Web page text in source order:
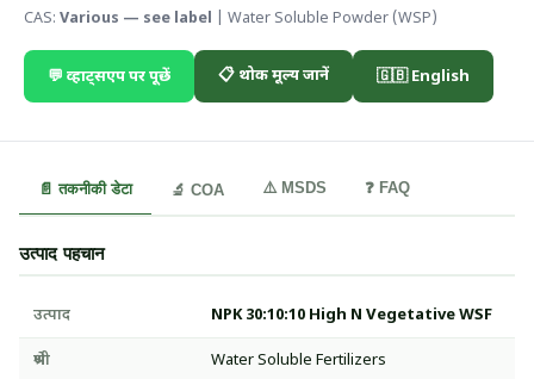
CAS: Various — see label | Water Soluble Powder (WSP)
💬 व्हाट्सएप पर पूछें 📋 थोक मूल्य जानें 🇬🇧 English
📄 तकनीकी डेटा 🔬 COA ⚠️ MSDS ❓ FAQ
उत्पाद पहचान
उत्पाद NPK 30:10:10 High N Vegetative WSF
श्रेणी Water Soluble Fertilizers